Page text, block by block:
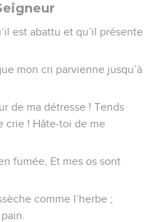
est abattu et qu’il présente
mon cri parvienne jusqu’à
de ma détresse ! Tends
crie ! Hâte-toi de me
fumée, Et mes os sont
comme l’herbe ;